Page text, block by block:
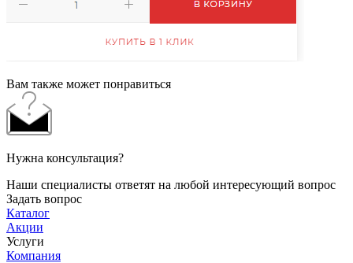
Вам также может понравиться
Нужна консультация?
Наши специалисты ответят на любой интересующий вопрос
Задать вопрос
Каталог
Акции
Услуги
Компания